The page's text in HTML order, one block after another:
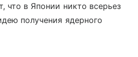
что в Японии никто всерьез
получения ядерного